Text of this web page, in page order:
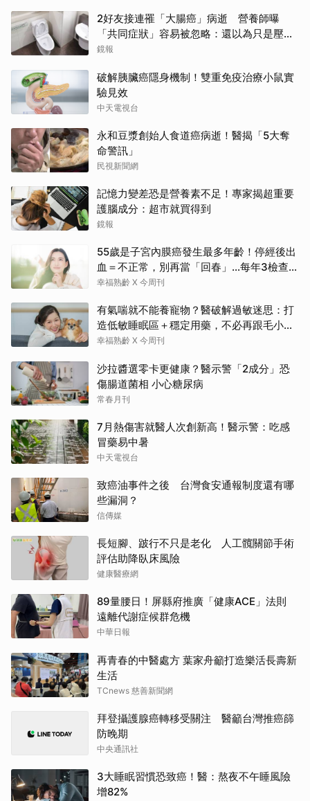
2好友接連罹「大腸癌」病逝 營養師曝
「共同症狀」容易被忽略：還以為只是壓力
大
鏡報
破解胰臟癌隱身機制！雙重免疫治療小鼠實
驗見效
中天電視台
永和豆漿創始人食道癌病逝！醫揭「5大奪
命警訊」
民視新聞網
記憶力變差恐是營養素不足！專家揭超重要
護腦成分：超市就買得到
鏡報
55歲是子宮內膜癌發生最多年齡！停經後出
血＝不正常，別再當「回春」…每年3檢查保
命：早期治癒率達9成5
幸福熟齡 X 今周刊
有氣喘就不能養寵物？醫破解過敏迷思：打
造低敏睡眠區＋穩定用藥，不必再跟毛小孩
分離
幸福熟齡 X 今周刊
沙拉醬選零卡更健康？醫示警「2成分」恐
傷腸道菌相 小心糖尿病
常春月刊
7月熱傷害就醫人次創新高！醫示警：吃感
冒藥易中暑
中天電視台
致癌油事件之後 台灣食安通報制度還有哪
些漏洞？
信傳媒
長短腳、跛行不只是老化 人工髖關節手術
評估助降臥床風險
健康醫療網
89量腰日！屏縣府推廣「健康ACE」法則
遠離代謝症候群危機
中華日報
再青春的中醫處方 葉家舟籲打造樂活長壽新
生活
TCnews 慈善新聞網
拜登攝護腺癌轉移受關注 醫籲台灣推癌篩
防晚期
中央通訊社
3大睡眠習慣恐致癌！醫：熬夜不午睡風險
增82%